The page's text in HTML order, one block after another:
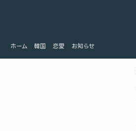
ホーム 韓国 恋愛 お知らせ